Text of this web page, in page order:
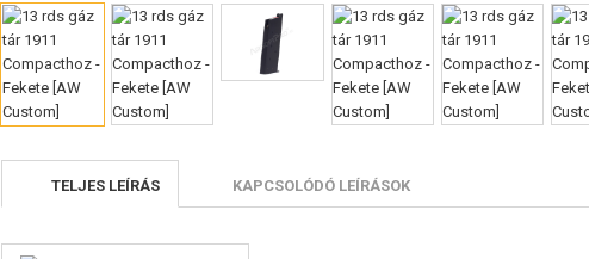
TELJES LEÍRÁS KAPCSOLÓDÓ LEÍRÁSOK